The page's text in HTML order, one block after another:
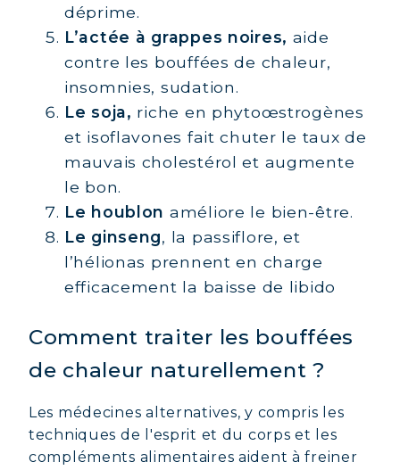
déprime.
L’actée à grappes noires, aide
contre les bouffées de chaleur,
insomnies, sudation.
Le soja, riche en phytoœstrogènes
et isoflavones fait chuter le taux de
mauvais cholestérol et augmente
le bon.
Le houblon améliore le bien-être.
Le ginseng, la passiflore, et
l’hélionas prennent en charge
efficacement la baisse de libido
Comment traiter les bouffées
de chaleur naturellement ?
Les médecines alternatives, y compris les
techniques de l'esprit et du corps et les
compléments alimentaires aident à freiner